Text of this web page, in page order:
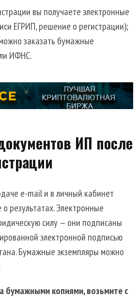
вы получаете электронные
ЕГРИП, решение о регистрации);
заказать бумажные
ИФНС.
ИП после
e-mail и в личный кабинет
результатах. Электронные
силу — они подписаны
электронной подписью
Бумажные экземпляры можно
бумажными копиями, возьмите с